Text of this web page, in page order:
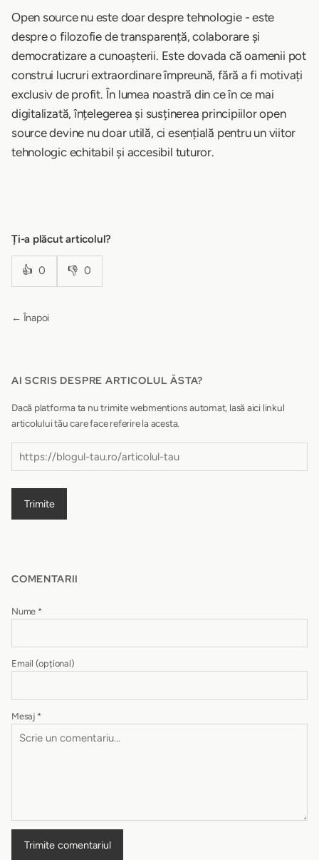
Open source nu este doar despre tehnologie - este
despre o filozofie de transparență, colaborare și
democratizare a cunoașterii. Este dovada că oamenii pot
construi lucruri extraordinare împreună, fără a fi motivați
exclusiv de profit. În lumea noastră din ce în ce mai
digitalizată, înțelegerea și susținerea principiilor open
source devine nu doar utilă, ci esențială pentru un viitor
tehnologic echitabil și accesibil tuturor.
Ți-a plăcut articolul?
👍 0 👎 0
← Înapoi
AI SCRIS DESPRE ARTICOLUL ĂSTA?
Dacă platforma ta nu trimite webmentions automat, lasă aici linkul
articolului tău care face referire la acesta.
Trimite
COMENTARII
Nume *
Email (opțional)
Mesaj *
Trimite comentariul